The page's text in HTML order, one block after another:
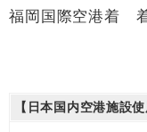
福岡国際空港着
【日本国内空港施設使